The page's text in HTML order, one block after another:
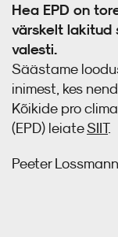
Hea EPD on
värskelt lakitud
valesti.
Säästame
inimest, kes
Kõikide pro
(EPD) leiateSIIT.
Peeter